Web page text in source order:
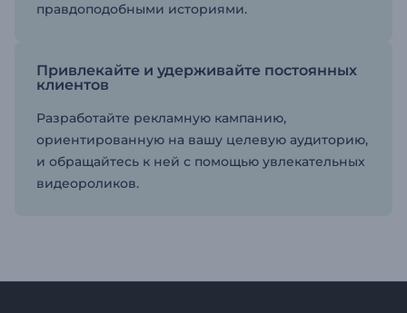
правдоподобными историями.
Привлекайте и удерживайте постоянных
клиентов
Разработайте рекламную кампанию,
ориентированную на вашу целевую аудиторию,
и обращайтесь к ней с помощью увлекательных
видеороликов.